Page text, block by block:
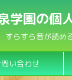
学園の個
らすら音が読め
い合わせ